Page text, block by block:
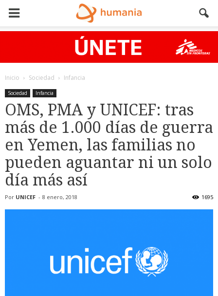
Inicio Sociedad Infancia
Sociedad Infancia
OMS, PMA y UNICEF: tras
más de 1.000 días de guerra
en Yemen, las familias no
pueden aguantar ni un solo
día más así
Por UNICEF - 8 enero, 2018 1695